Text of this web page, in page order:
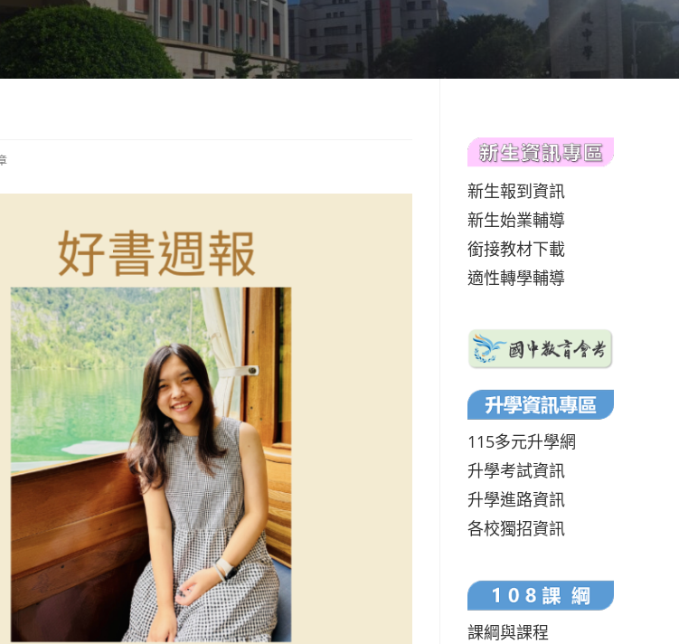
新生報到資訊
新生始業輔導
銜接教材下載
適性轉學輔導
115多元升學網
升學考試資訊
升學進路資訊
各校獨招資訊
課綱與課程